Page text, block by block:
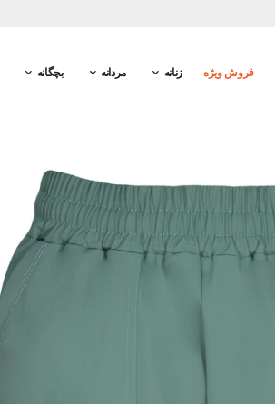
فروش ویژه زنانه مردانه بچگانه